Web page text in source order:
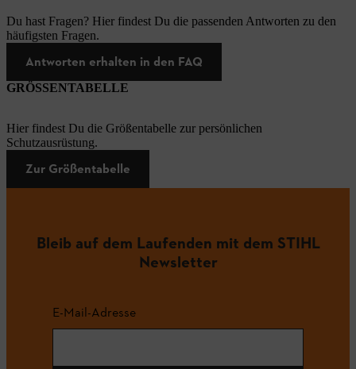
Du hast Fragen? Hier findest Du die passenden Antworten zu den
häufigsten Fragen.
Antworten erhalten in den FAQ
GRÖSSENTABELLE
Hier findest Du die Größentabelle zur persönlichen
Schutzausrüstung.
Zur Größentabelle
Bleib auf dem Laufenden mit dem STIHL
Newsletter
E-Mail-Adresse